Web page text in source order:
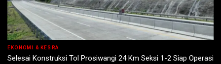
EKONOMI & KESRA
Selesai Konstruksi Tol Prosiwangi 24 Km Seksi 1-2 Siap Operasi